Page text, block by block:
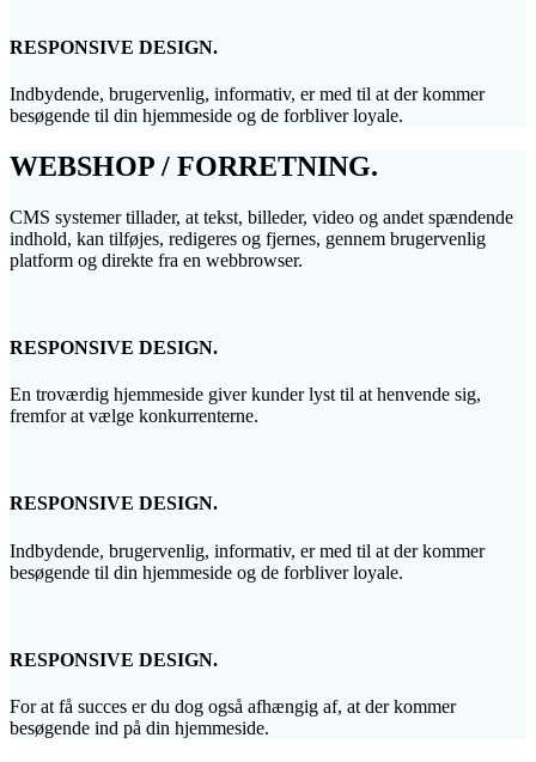
RESPONSIVE DESIGN.
Indbydende, brugervenlig, informativ, er med til at der kommer
besøgende til din hjemmeside og de forbliver loyale.
WEBSHOP / FORRETNING.
CMS systemer tillader, at tekst, billeder, video og andet spændende
indhold, kan tilføjes, redigeres og fjernes, gennem brugervenlig
platform og direkte fra en webbrowser.
RESPONSIVE DESIGN.
En troværdig hjemmeside giver kunder lyst til at henvende sig,
fremfor at vælge konkurrenterne.
RESPONSIVE DESIGN.
Indbydende, brugervenlig, informativ, er med til at der kommer
besøgende til din hjemmeside og de forbliver loyale.
RESPONSIVE DESIGN.
For at få succes er du dog også afhængig af, at der kommer
besøgende ind på din hjemmeside.